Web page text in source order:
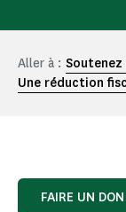
Aller à :
Une réduction
FAIRE UN DON